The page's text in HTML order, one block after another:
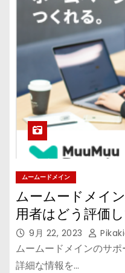
ムームードメイン
ムームードメイ
用者はどう評価
9月 22, 2023
ムームードメインのサ
詳細な情報を…